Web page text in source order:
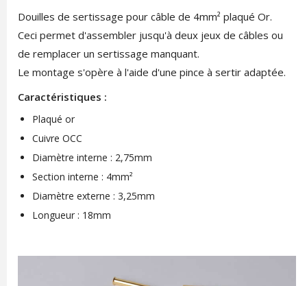
Douilles de sertissage pour câble de 4mm² plaqué Or.
Ceci permet d'assembler jusqu'à deux jeux de câbles ou
de remplacer un sertissage manquant.
Le montage s'opère à l'aide d'une pince à sertir adaptée.
Caractéristiques :
Plaqué or
Cuivre OCC
Diamètre interne : 2,75mm
Section interne : 4mm²
Diamètre externe : 3,25mm
Longueur : 18mm